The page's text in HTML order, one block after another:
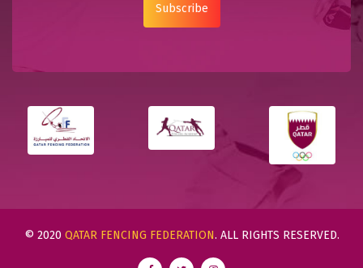
Subscribe
© 2020 QATAR FENCING FEDERATION. ALL RIGHTS RESERVED.